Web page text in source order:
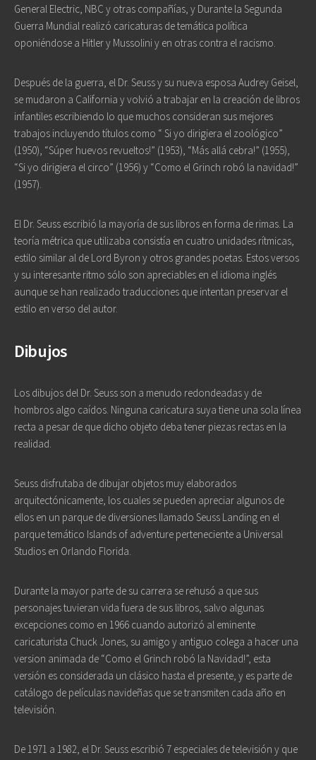
General Electric, NBC y otras compañías, y Durante la Segunda
Guerra Mundial realizó caricaturas de temática política
oponiéndose a Hitler y Mussolini y en otras contra el racismo.
Después de la guerra, el Dr. Seuss y su nueva esposa Audrey Geisel,
se mudaron a California y volvió a trabajar en la creación de libros
infantiles escribiendo lo que muchos consideran sus mejores
trabajos incluyendo títulos como “ Si yo dirigiera el zoológico”
(1950), “Súper huevos revueltos!” (1953), “Más allá cebra!” (1955),
“Si yo dirigiera el circo” (1956) y “Como el Grinch robó la navidad!”
(1957).
El Dr. Seuss escribió la mayoría de sus libros en forma de rimas. La
teoría métrica que utilizaba consistía en cuatro unidades rítmicas,
estilo similar al de Lord Byron y otros grandes poetas. Estos versos
y su interesante ritmo sólo son apreciables en el idioma inglés
aunque se han realizado traducciones que intentan preservar el
estilo en verso del autor.
Dibujos
Los dibujos del Dr. Seuss son a menudo redondeadas y de
hombros algo caídos. Ninguna caricatura suya tiene una sola línea
recta a pesar de que dicho objeto deba tener piezas rectas en la
realidad.
Seuss disfrutaba de dibujar objetos muy elaborados
arquitectónicamente, los cuales se pueden apreciar algunos de
ellos en un parque de diversiones llamado Seuss Landing en el
parque temático Islands of adventure perteneciente a Universal
Studios en Orlando Florida.
Durante la mayor parte de su carrera se rehusó a que sus
personajes tuvieran vida fuera de sus libros, salvo algunas
excepciones como en 1966 cuando autorizó al eminente
caricaturista Chuck Jones, su amigo y antiguo colega a hacer una
version animada de “Como el Grinch robó la Navidad!”, esta
versión es considerada un clásico hasta el presente, y es parte de
catálogo de películas navideñas que se transmiten cada año en
televisión.
De 1971 a 1982, el Dr. Seuss escribió 7 especiales de televisión y que